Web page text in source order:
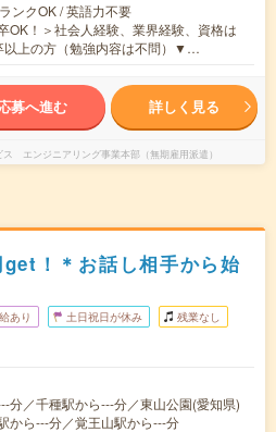
ンクOK / 英語力不要
OK！＞社会人経験、業界経験、資格は
以上の方（勉強内容は不問）▼…
募へ進む 詳しく見る
エンジニアリング事業本部（無期雇用派遣）
！＊お話し相手から始
あり 土日祝日が休み 残業なし
分／千種駅から---分／東山公園(愛知県)
から---分／覚王山駅から---分